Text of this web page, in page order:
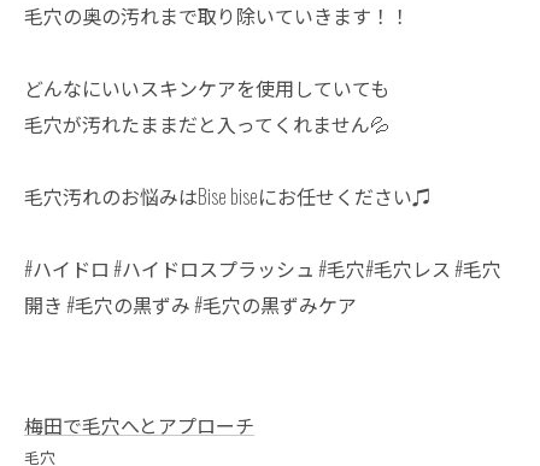
毛穴の奥の汚れまで取り除いていきます！！
どんなにいいスキンケアを使用していても
毛穴が汚れたままだと入ってくれません💦
毛穴汚れのお悩みはBise biseにお任せください♫
#ハイドロ #ハイドロスプラッシュ #毛穴#毛穴レス #毛穴
開き #毛穴の黒ずみ #毛穴の黒ずみケア
梅田で毛穴へとアプローチ
毛穴